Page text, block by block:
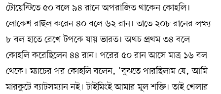
টোয়েন্টিতে ৫০ বলে ৯৪ রানে অপরাজিত থাকেন কোহলি।
লোকেশ রাহুল করেন ৪০ বলে ৬২ রান। তাতে ২০৮ রানের লক্ষ্য
৮ বল হাতে রেখে টপকে যায় ভারত। অথচ প্রথম ৩৪ বলে
কোহলি করেছিলেন ৪৪ রান। পরের ৫০ রান আসে মাত্র ১৬ বল
থেকে। ম্যাচের পর কোহলি বলেন, ‘বুঝতে পারছিলাম যে, আমি
মারকুটে ব্যাটসম্যান নই। টাইমিংই আমার মূল শক্তি। তাই খেলার